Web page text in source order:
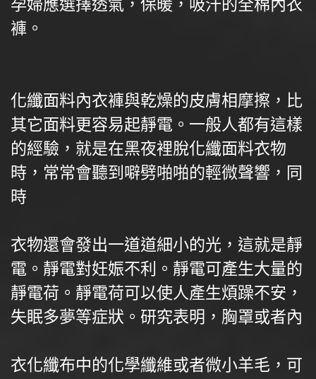
孕婦應選擇透氣，保暖，吸汗的全棉內衣
褲。
化纖面料內衣褲與乾燥的皮膚相摩擦，比
其它面料更容易起靜電。一般人都有這樣
的經驗，就是在黑夜裡脫化纖面料衣物
時，常常會聽到噼劈啪啪的輕微聲響，同
時
衣物還會發出一道道細小的光，這就是靜
電。靜電對妊娠不利。靜電可產生大量的
靜電荷。靜電荷可以使人產生煩躁不安，
失眠多夢等症狀。研究表明，胸罩或者內
衣化纖布中的化學纖維或者微小羊毛，可